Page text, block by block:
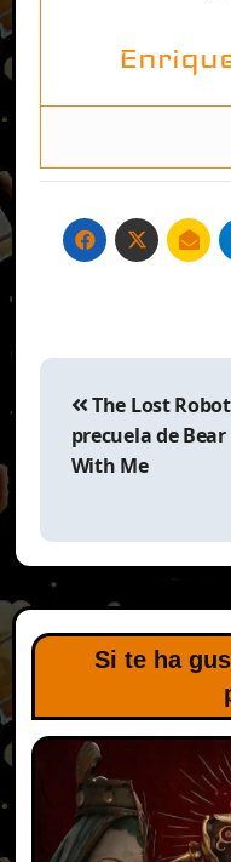
Navegación
entradas
The Lost
precuela de Bear
With Me
Si te ha